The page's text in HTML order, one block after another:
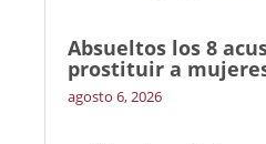
Absueltos los 8
prostituir a
agosto 6, 2026